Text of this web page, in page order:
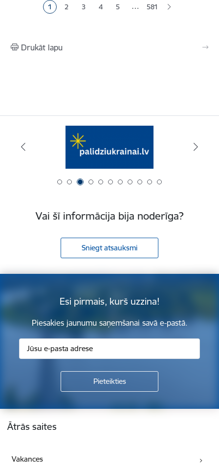
Pašreizējā lapa
1 Lapa
2 Lapa
3 Lapa
4 Lapa
5 … 581
Drukāt lapu
Vai šī informācija bija noderīga?
Sniegt atsauksmi
Esi pirmais, kurš uzzina!
Piesakies jaunumu saņemšanai savā e-pastā.
Kājene
Ātrās saites
Vakances